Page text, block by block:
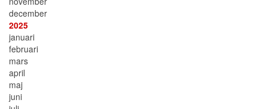
december
2025
januari
februari
mars
april
maj
juni